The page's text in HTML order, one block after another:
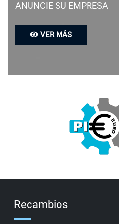
ANUNCIE SU EMPRESA
VER MÁS
Recambios